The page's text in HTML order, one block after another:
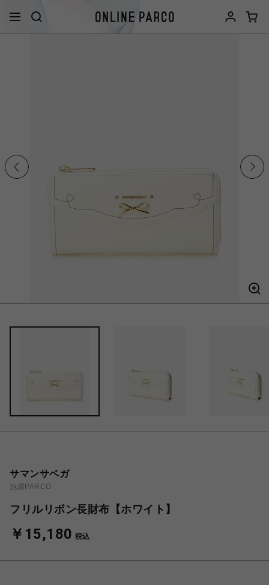
サマンサベガ
池袋PARCO
フリルリボン長財布【ホワイト】
￥15,180 税込